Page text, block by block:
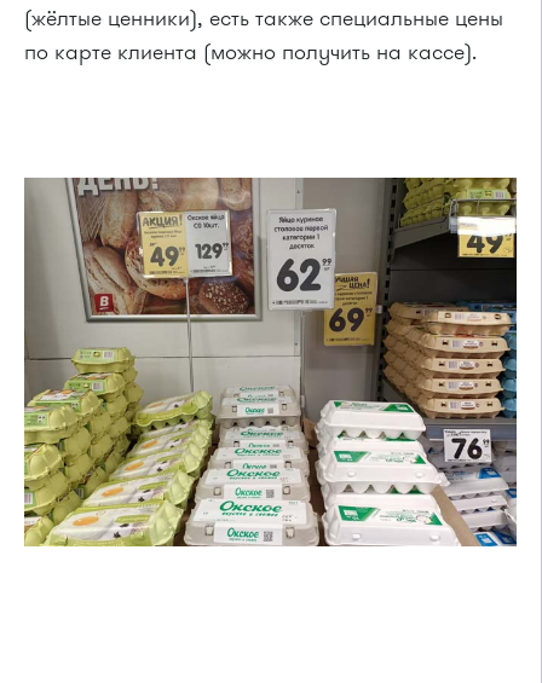
(жёлтые ценники), есть также специальные цены
по карте клиента (можно получить на кассе).